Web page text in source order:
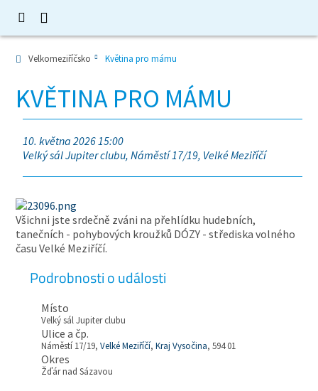
Velkomeziříčsko Květina pro mámu
KVĚTINA PRO MÁMU
10. května 2026 15:00
Velký sál Jupiter clubu, Náměstí 17/19, Velké Meziříčí
Všichni jste srdečně zváni na přehlídku hudebních,
tanečních - pohybových kroužků DÓZY - střediska volného
času Velké Meziříčí.
Podrobnosti o události
Místo
Velký sál Jupiter clubu
Ulice a čp.
Náměstí 17/19,Velké Meziříčí,Kraj Vysočina, 594 01
Okres
Žďár nad Sázavou